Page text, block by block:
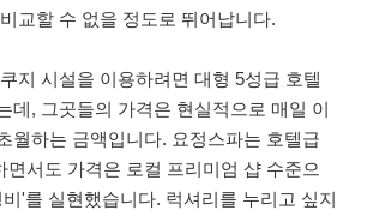
교할 수 없을 정도로 뛰어납니다.
지 시설을 이용하려면 대형 5성급 호텔
데, 그곳들의 가격은 현실적으로 매일 이
월하는 금액입니다. 요정스파는 호텔급
면서도 가격은 로컬 프리미엄 샵 수준으
'를 실현했습니다. 럭셔리를 누리고 싶지